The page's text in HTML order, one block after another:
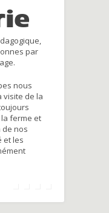
par
nous
visite de la
ferme et
de nos
et les